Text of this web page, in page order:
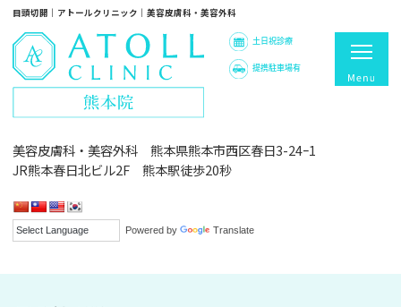
目頭切開｜アトールクリニック｜美容皮膚科・美容外科
Powered by Translate
土日祝診療
提携駐車場有
美容皮膚科・美容外科 熊本県熊本市西区春日3-24ｰ1
JR熊本春日北ビル2F 熊本駅徒歩20秒